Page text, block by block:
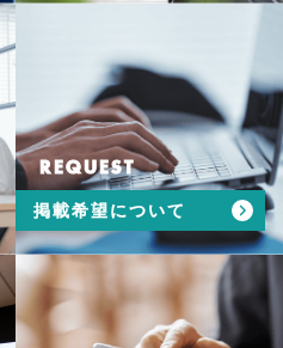
REQUEST
掲載希望について